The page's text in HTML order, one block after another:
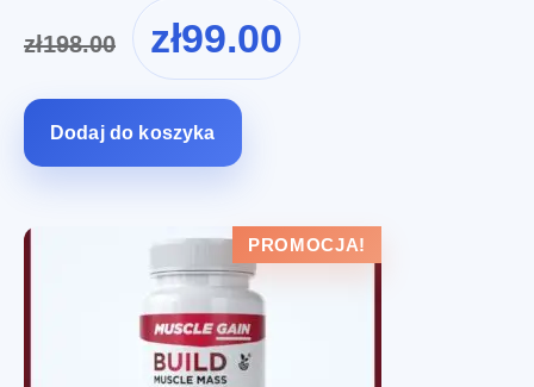
zł198.00
Pierwotna
cena
wynosiła:
zł99.00
cena
Dodaj do koszyka
PROMOCJA!